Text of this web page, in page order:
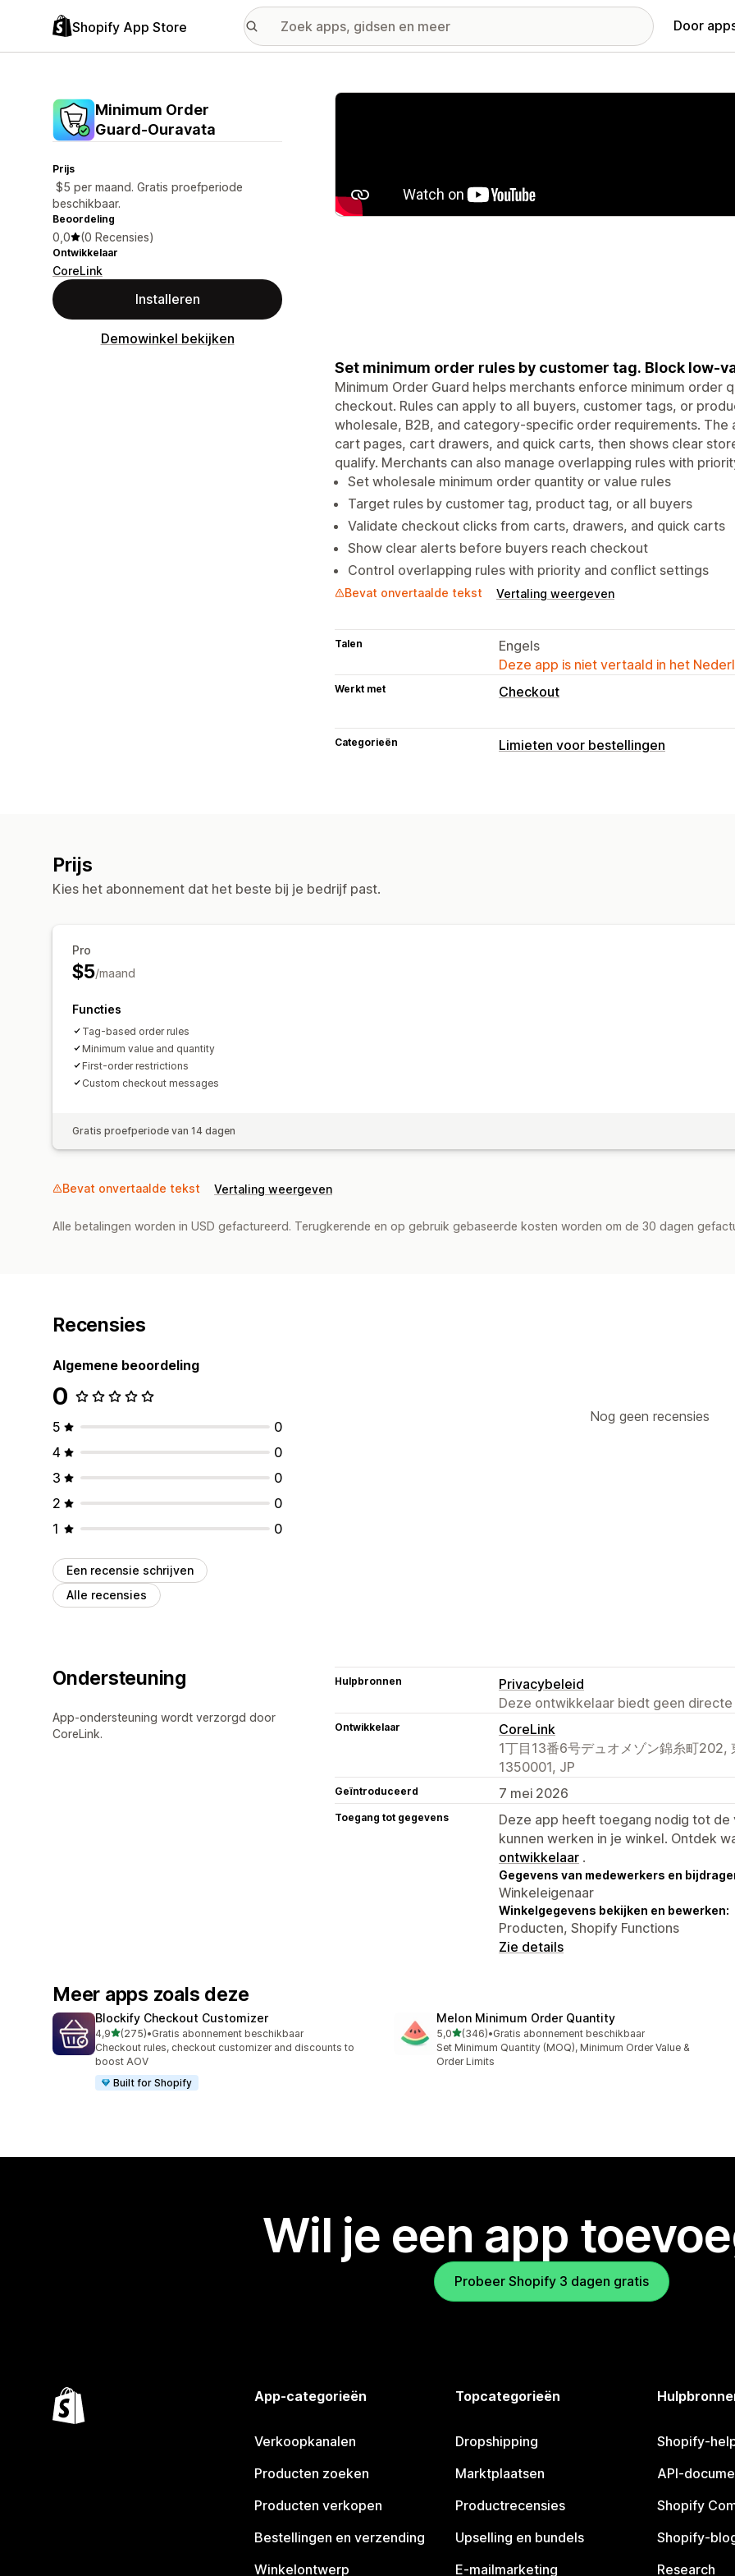
Shopify App Store Door
Minimum Order
Guard‑Ouravata
Prijs
$5 per maand. Gratis proefperiode
beschikbaar.
Beoordeling
0,0 (0 Recensies)
Ontwikkelaar
CoreLink
Installeren
Demowinkel bekijken
Galerij met uitgelichte afbeeldingen
Set minimum order rules by customer tag. Block low-
Minimum Order Guard helps merchants enforce minimum order
checkout. Rules can apply to all buyers, customer tags, or
wholesale, B2B, and category-specific order requirements.
cart pages, cart drawers, and quick carts, then shows clear
qualify. Merchants can also manage overlapping rules with
Set wholesale minimum order quantity or value rules
Target rules by customer tag, product tag, or all buyers
Validate checkout clicks from carts, drawers, and quick carts
Show clear alerts before buyers reach checkout
Control overlapping rules with priority and conflict settings
Bevat onvertaalde tekst Vertaling weergeven
Talen
Engels
Deze app is niet vertaald in het
Werkt met Checkout
Categorieën Limieten voor bestellingen
Prijs
Kies het abonnement dat het beste bij je bedrijf past.
Pro
$5/maand
Functies
Tag-based order rules
Minimum value and quantity
First-order restrictions
Custom checkout messages
Gratis proefperiode van 14 dagen
Bevat onvertaalde tekst Vertaling weergeven
Alle betalingen worden in USD gefactureerd. Terugkerende en op gebruik gebaseerde kosten worden om de 30 dagen
Recensies
Algemene beoordeling
0
5
0
4
0
3
0
2
0
1
0
Een recensie schrijven
Alle recensies
Nog geen recensies
Ondersteuning
App-ondersteuning wordt verzorgd door
CoreLink.
Hulpbronnen
Privacybeleid
Deze ontwikkelaar biedt geen
Ontwikkelaar
CoreLink
1丁目13番6号デュオメゾン錦糸町202,
1350001, JP
Geïntroduceerd 7 mei 2026
Toegang tot gegevens
Deze app heeft toegang nodig tot
kunnen werken in je winkel. Ontdek
ontwikkelaar .
Gegevens van medewerkers en
Winkeleigenaar
Winkelgegevens bekijken en bewerken:
Producten, Shopify Functions
Zie details
Meer apps zoals deze
Blockify Checkout Customizer
4,9van 5 sterren
(275)
275 recensies in totaal
•Gratis abonnement beschikbaar
Checkout rules, checkout customizer and discounts to
boost AOV
Built for Shopify
Melon Minimum Order Quantity
5,0van 5 sterren
(346)
346 recensies in totaal
•Gratis abonnement beschikbaar
Set Minimum Quantity (MOQ), Minimum Order Value &
Order Limits
Wil je een app
Probeer Shopify 3 dagen gratis
App-categorieën
Verkoopkanalen
Producten zoeken
Producten verkopen
Bestellingen en verzending
Winkelontwerp
Topcategorieën
Dropshipping
Marktplaatsen
Productrecensies
Upselling en bundels
E-mailmarketing
Shopify-
API-
Shopify
Shopify-
Research